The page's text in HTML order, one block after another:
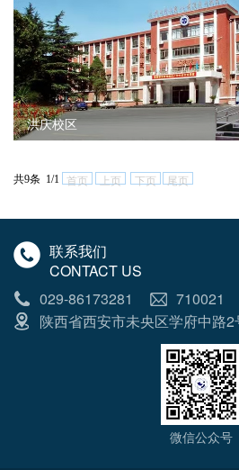
洪庆校区
共9条 1/1 首页 上页 下页 尾页
联系我们
CONTACT US
029-86173281
710021
陕西省西安市未央区学府中路2
微信公众号